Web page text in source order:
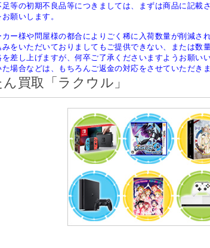
等の初期不良品等につきましては、まずは商品に記
願いします。
ー様や問屋様の都合によりごく稀に入荷数量が削減さ
をいただいておりましてもご提供できない、または数
差し上げますが、何卒ご了承くださいますようお願いい
場合などは、もちろんご返金の対応をさせていただきま
買取「ラクウル」